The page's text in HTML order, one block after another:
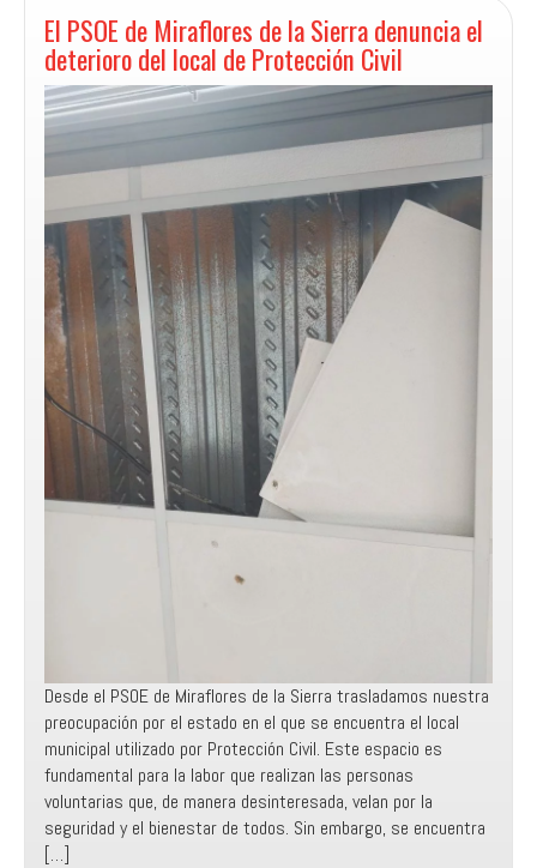
Moción
para
la
renovación
del
alumbrado
en
Punto
Limpio
calles
colindantes
El PSOE de Miraflores de la Sierra denuncia el
deterioro del local de Protección Civil
Desde el PSOE de Miraflores de la Sierra trasladamos nuestra
preocupación por el estado en el que se encuentra el local
municipal utilizado por Protección Civil. Este espacio es
fundamental para la labor que realizan las personas
voluntarias que, de manera desinteresada, velan por la
seguridad y el bienestar de todos. Sin embargo, se encuentra
[…]